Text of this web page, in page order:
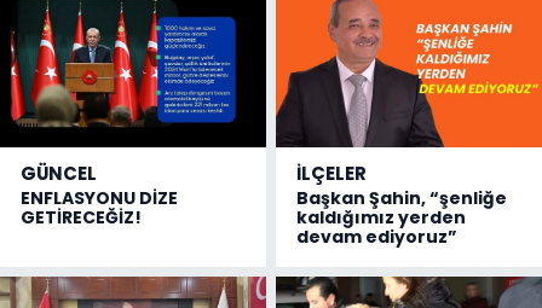
GÜNCEL
ENFLASYONU DİZE
GETİRECEĞİZ!
İLÇELER
Başkan Şahin, “şenliğe
kaldığımız yerden
devam ediyoruz”